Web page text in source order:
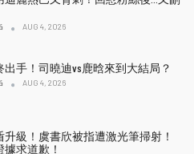
AUG 4, 2026
手！司曉迪vs鹿晗來到大結局？
AUG 4, 2026
級！虞書欣被指遭激光筆掃射！
求道歉！